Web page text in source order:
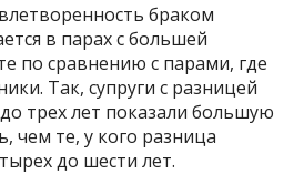
браком
в парах с большей
по сравнению с парами, где
Так, супруги с разницей
трех лет показали большую
чем те, у кого разница
до шести лет.